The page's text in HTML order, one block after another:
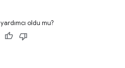
oldu mu?